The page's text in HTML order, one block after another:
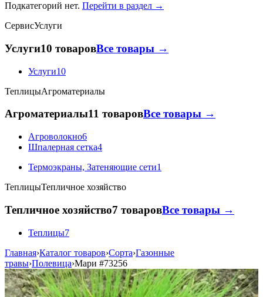
Подкатегорий нет. Перейти в раздел →
СервисУслуги
Услуги10 товаровВсе товары →
Услуги10
ТеплицыАгроматериалы
Агроматериалы11 товаровВсе товары →
Агроволокно6
Шпалерная сетка4
Термоэкраны, Затеняющие сети1
ТеплицыТепличное хозяйство
Тепличное хозяйство7 товаровВсе товары →
Теплицы7
Главная›Каталог товаров›Сорта›Газонные
травы›Полевица›Мари #73256